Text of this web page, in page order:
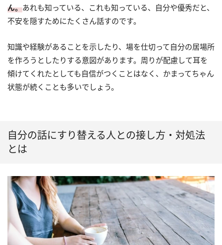
ん。あれも知っている、これも知っている、自分や優秀だと、
不安を隠すためにたくさん話すのです。
知識や経験があることを示したり、場を仕切って自分の居場所
を作ろうとしたりする意図があります。周りが配慮して耳を
傾けてくれたとしても自信がつくことはなく、かまってちゃん
状態が続くことも多いでしょう。
自分の話にすり替える人との接し方・対処法
とは